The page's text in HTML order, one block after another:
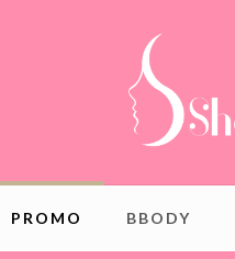
PROMO BBODY